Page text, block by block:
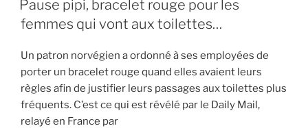
Pause pipi, bracelet rouge pour les
femmes qui vont aux toilettes…
Un patron norvégien a ordonné à ses employées de
porter un bracelet rouge quand elles avaient leurs
règles afin de justifier leurs passages aux toilettes plus
fréquents. C’est ce qui est révélé par le Daily Mail,
relayé en France par